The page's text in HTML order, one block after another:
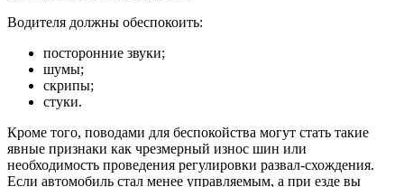
Водителя должны обеспокоить:
посторонние звуки;
шумы;
скрипы;
стуки.
Кроме того, поводами для беспокойства могут стать такие
явные признаки как чрезмерный износ шин или
необходимость проведения регулировки развал-схождения.
Если автомобиль стал менее управляемым, а при езде вы